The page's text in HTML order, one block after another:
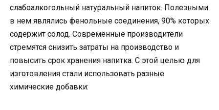
слабоалкогольный натуральный напиток. Полезными
в нем являлись фенольные соединения, 90% которых
содержит солод. Современные производители
стремятся снизить затраты на производство и
повысить срок хранения напитка. С этой целью для
изготовления стали использовать разные
химические добавки: